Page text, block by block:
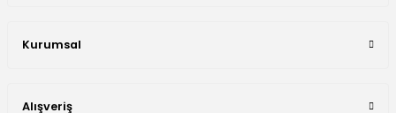
Kurumsal
Alışveriş